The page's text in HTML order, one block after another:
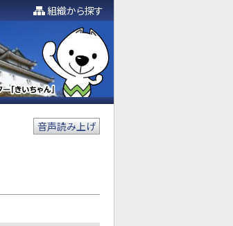
組織から探す
音声読み上げ